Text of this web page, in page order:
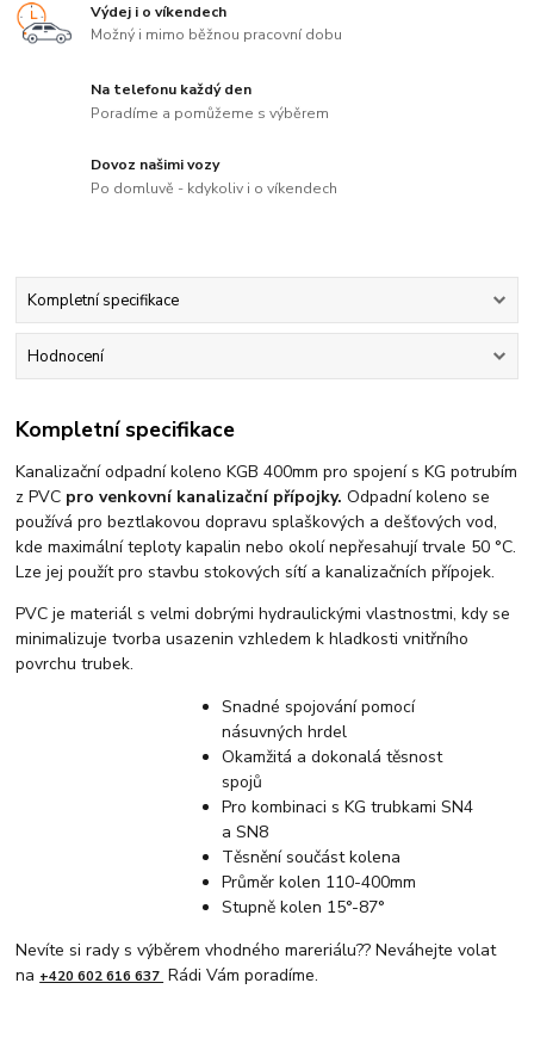
Výdej i o víkendech
Možný i mimo běžnou pracovní dobu
Na telefonu každý den
Poradíme a pomůžeme s výběrem
Dovoz našimi vozy
Po domluvě - kdykoliv i o víkendech
Kompletní specifikace
Hodnocení
Kompletní specifikace
Kanalizační odpadní koleno KGB 400mm pro spojení s KG potrubím
z PVC pro venkovní kanalizační přípojky. Odpadní koleno se
používá pro beztlakovou dopravu splaškových a dešťových vod,
kde maximální teploty kapalin nebo okolí nepřesahují trvale 50 °C.
Lze jej použít pro stavbu stokových sítí a kanalizačních přípojek.
PVC je materiál s velmi dobrými hydraulickými vlastnostmi, kdy se
minimalizuje tvorba usazenin vzhledem k hladkosti vnitřního
povrchu trubek.
Snadné spojování pomocí
násuvných hrdel
Okamžitá a dokonalá těsnost
spojů
Pro kombinaci s KG trubkami SN4
a SN8
Těsnění součást kolena
Průměr kolen 110-400mm
Stupně kolen 15°-87°
Nevíte si rady s výběrem vhodného mareriálu?? Neváhejte volat
na +420 602 616 637 Rádi Vám poradíme.